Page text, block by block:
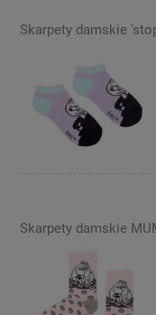
Skarpety damskie
Skarpety damskie